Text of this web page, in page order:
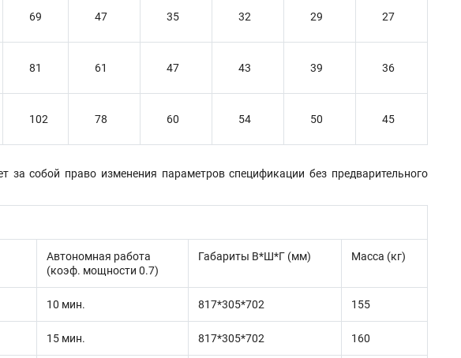
69 47 35 32 29 27
81 61 47 43 39 36
102 78 60 54 50 45
за собой право изменения параметров спецификации без предварительного
Автономная работа
(коэф. мощности 0.7)
Габариты В*Ш*Г (мм) Масса (кг)
10 мин. 817*305*702 155
15 мин. 817*305*702 160